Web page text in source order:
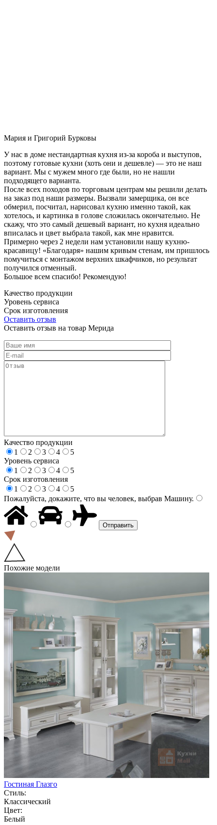
Мария и Григорий Бурковы
У нас в доме нестандартная кухня из-за короба и выступов,
поэтому готовые кухни (хоть они и дешевле) — это не наш
вариант. Мы с мужем много где были, но не нашли
подходящего варианта.
После всех походов по торговым центрам мы решили делать
на заказ под наши размеры. Вызвали замерщика, он все
обмерил, посчитал, нарисовал кухню именно такой, как
хотелось, и картинка в голове сложилась окончательно. Не
скажу, что это самый дешевый вариант, но кухня идеально
вписалась и цвет выбрала такой, как мне нравится.
Примерно через 2 недели нам установили нашу кухню-
красавицу! «Благодаря» нашим кривым стенам, им пришлось
помучиться с монтажом верхних шкафчиков, но результат
получился отменный.
Большое всем спасибо! Рекомендую!
Качество продукции
Уровень сервиса
Срок изготовления
Оставить отзыв
Оставить отзыв на товар Мерида
Качество продукции
1
2 3 4
5
Уровень сервиса
1
2 3 4
5
Срок изготовления
1
2 3 4
5
Пожалуйста, докажите, что вы человек, выбрав Машину.
Похожие модели
Гостиная Глазго
Стиль:
Классический
Цвет:
Белый